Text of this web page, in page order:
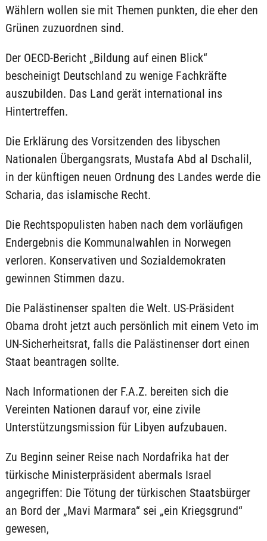
Wählern wollen sie mit Themen punkten, die eher den
Grünen zuzuordnen sind.
Der OECD-Bericht „Bildung auf einen Blick“
bescheinigt Deutschland zu wenige Fachkräfte
auszubilden. Das Land gerät international ins
Hintertreffen.
Die Erklärung des Vorsitzenden des libyschen
Nationalen Übergangsrats, Mustafa Abd al Dschalil,
in der künftigen neuen Ordnung des Landes werde die
Scharia, das islamische Recht.
Die Rechtspopulisten haben nach dem vorläufigen
Endergebnis die Kommunalwahlen in Norwegen
verloren. Konservativen und Sozialdemokraten
gewinnen Stimmen dazu.
Die Palästinenser spalten die Welt. US-Präsident
Obama droht jetzt auch persönlich mit einem Veto im
UN-Sicherheitsrat, falls die Palästinenser dort einen
Staat beantragen sollte.
Nach Informationen der F.A.Z. bereiten sich die
Vereinten Nationen darauf vor, eine zivile
Unterstützungsmission für Libyen aufzubauen.
Zu Beginn seiner Reise nach Nordafrika hat der
türkische Ministerpräsident abermals Israel
angegriffen: Die Tötung der türkischen Staatsbürger
an Bord der „Mavi Marmara“ sei „ein Kriegsgrund“
gewesen,